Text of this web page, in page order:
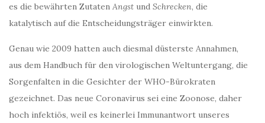
es die bewährten Zutaten Angst und Schrecken, die
katalytisch auf die Entscheidungsträger einwirkten.
Genau wie 2009 hatten auch diesmal düsterste Annahmen,
aus dem Handbuch für den virologischen Weltuntergang, die
Sorgenfalten in die Gesichter der WHO-Bürokraten
gezeichnet. Das neue Coronavirus sei eine Zoonose, daher
hoch infektiös, weil es keinerlei Immunantwort unseres